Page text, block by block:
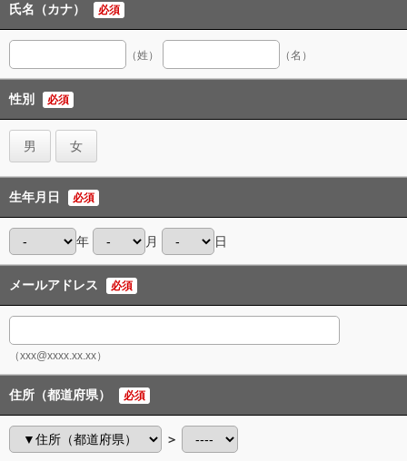
氏名（カナ） 必須
（姓） （名）
性別 必須
男 女
生年月日 必須
年 月 日
メールアドレス 必須
（xxx@xxxx.xx.xx）
住所（都道府県） 必須
＞